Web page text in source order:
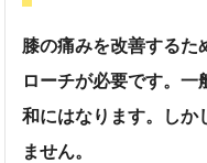
膝の痛みを改善するた
ローチが必要です。
和にはなります。しか
ません。